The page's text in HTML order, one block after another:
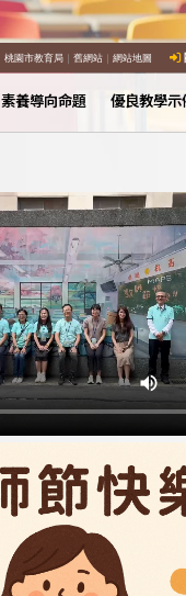
桃園市教育局｜ 舊網站｜ 網站地圖
素養導向命題 優良教學示